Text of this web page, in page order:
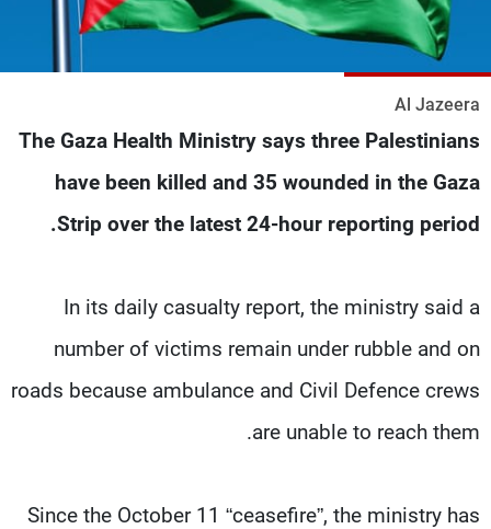
Al Jazeera
The Gaza Health Ministry says three Palestinians
have been killed and 35 wounded in the Gaza
Strip over the latest 24-hour reporting period.
In its daily casualty report, the ministry said a
number of victims remain under rubble and on
roads because ambulance and Civil Defence crews
are unable to reach them.
Since the October 11 “ceasefire”, the ministry has
البرامج
جدول البرامج
شاهد البرامج
الترددات
عن MTV
الإنـتـاج
وظائف
تواصل معنا